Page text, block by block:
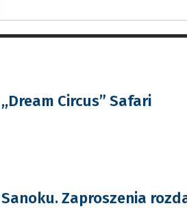
,,Dream Circus” Safari
Zaproszenia